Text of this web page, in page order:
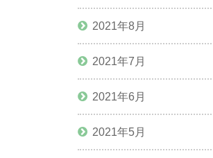
2021年8月
2021年7月
2021年6月
2021年5月